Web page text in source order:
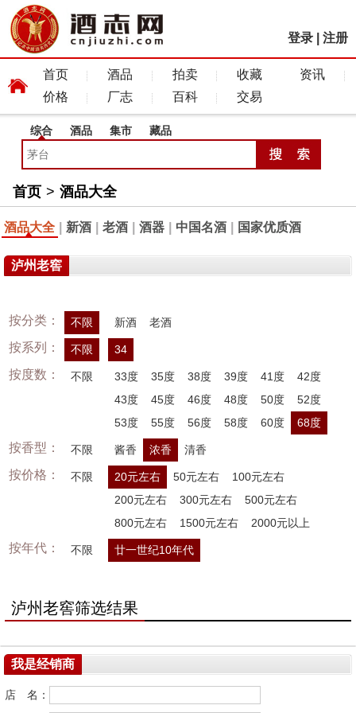
登录 注册
首页 酒品 拍卖 收藏
资讯
价格
厂志 百科 交易
综合 酒品 集市 藏品
首页 > 酒品大全
酒品大全 新酒 老酒 酒器 中国名酒 国家优质酒
泸州老窖
按分类： 不限 新酒 老酒
按系列： 不限 34
按度数： 不限 33度 35度 38度 39度 41度
42度
43度
45度 46度 48度 50度
52度
53度
55度 56度 58度 60度 68度
按香型： 不限 酱香 浓香 清香
按价格： 不限 20元左右 50元左右
100元左右
200元左右
300元左右
500元左右
800元左右
1500元左右 2000元以上
按年代： 不限 廿一世纪10年代
泸州老窖筛选结果
我是经销商
店 名：